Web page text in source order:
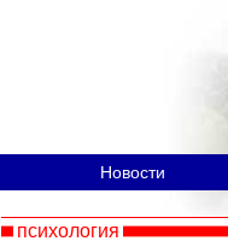
Новости
психология